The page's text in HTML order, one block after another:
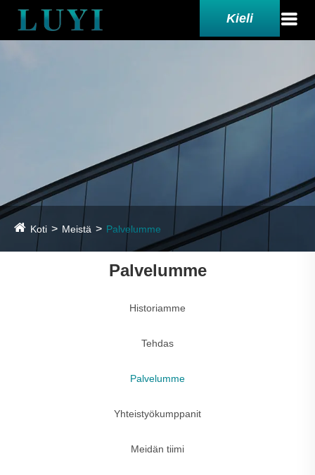
Kieli
Koti Meistä Palvelumme
Palvelumme
Historiamme
Tehdas
Palvelumme
Yhteistyökumppanit
Meidän tiimi